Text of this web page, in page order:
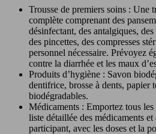
Trousse de premiers soins : Une
complète comprenant des
désinfectant, des antalgiques,
des pincettes, des compresses
personnel nécessaire. Prévoyez
contre la diarrhée et les maux
Produits d’hygiène : Savon
dentifrice, brosse à dents, papier
biodégradables.
Médicaments : Emportez tous
liste détaillée des médicaments
participant, avec les doses et la